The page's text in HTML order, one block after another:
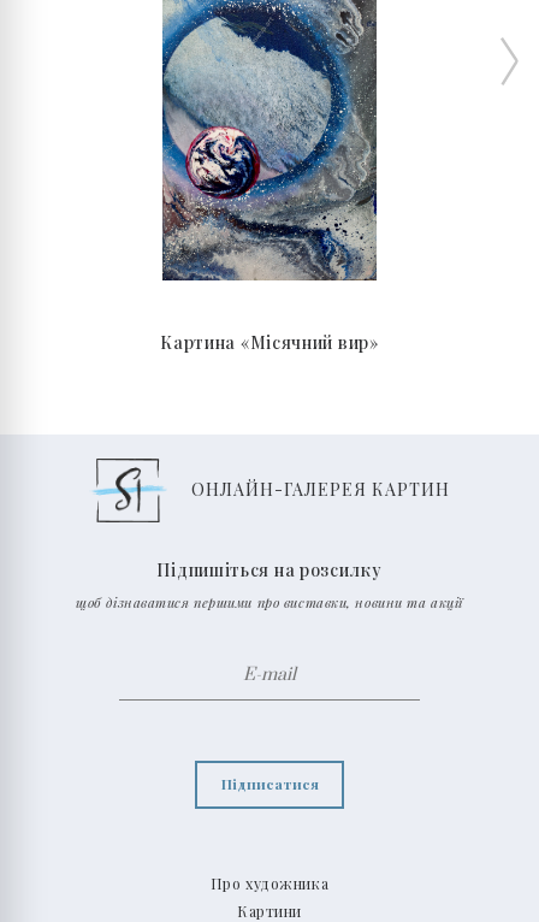
Картина «Місячний вир»
ОНЛАЙН-ГАЛЕРЕЯ КАРТИН
Про художника
Картини
Підпишіться на розсилку
щоб дізнаватися першими про виставки, новини та акції
Підписатися